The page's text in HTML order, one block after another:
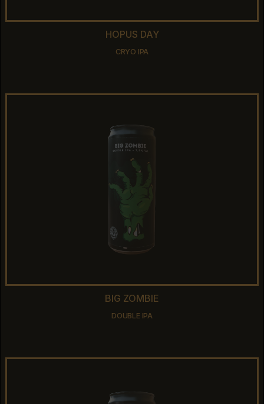
HOPUS DAY
HOPUS DAY
CRYO IPA
BIG ZOMBIE
BIG ZOMBIE
DOUBLE IPA